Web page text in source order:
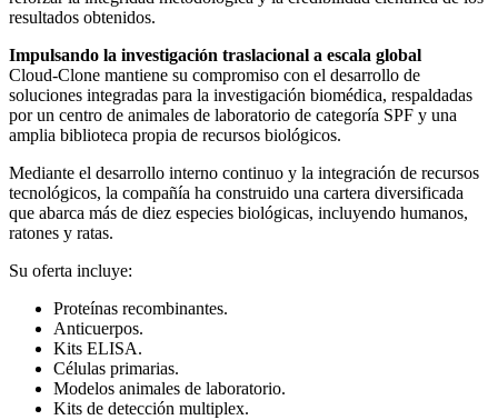
resultados obtenidos.
Impulsando la investigación traslacional a escala global
Cloud-Clone mantiene su compromiso con el desarrollo de
soluciones integradas para la investigación biomédica, respaldadas
por un centro de animales de laboratorio de categoría SPF y una
amplia biblioteca propia de recursos biológicos.
Mediante el desarrollo interno continuo y la integración de recursos
tecnológicos, la compañía ha construido una cartera diversificada
que abarca más de diez especies biológicas, incluyendo humanos,
ratones y ratas.
Su oferta incluye:
Proteínas recombinantes.
Anticuerpos.
Kits ELISA.
Células primarias.
Modelos animales de laboratorio.
Kits de detección multiplex.